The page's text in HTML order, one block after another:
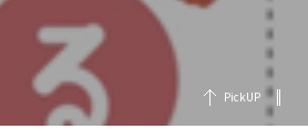
PickUP